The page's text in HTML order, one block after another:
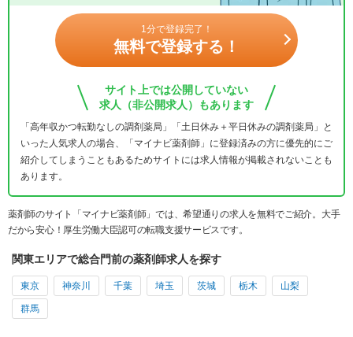
1分で登録完了！
無料で登録する！
サイト上では公開していない
求人（非公開求人）もあります
「高年収かつ転勤なしの調剤薬局」「土日休み＋平日休みの調剤薬局」と
いった人気求人の場合、「マイナビ薬剤師」に登録済みの方に優先的にご
紹介してしまうこともあるためサイトには求人情報が掲載されないことも
あります。
薬剤師のサイト「マイナビ薬剤師」では、希望通りの求人を無料でご紹介。大手
だから安心！厚生労働大臣認可の転職支援サービスです。
関東エリアで総合門前の薬剤師求人を探す
東京 神奈川 千葉 埼玉 茨城 栃木 山梨
群馬